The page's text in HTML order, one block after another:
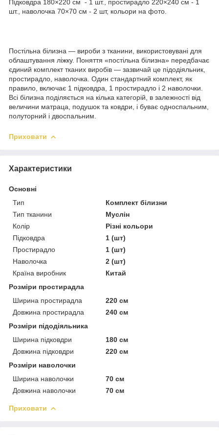
Підковдра 180×220 см - 1 шт., простирадло 220×240 см - 1
шт., наволочка 70×70 см - 2 шт, кольори на фото.
Постільна білизна — вироби з тканини, використовувані для
облаштування ліжку. Поняття «постільна білизна» передбачає
єдиний комплект тканих виробів — зазвичай це підодіяльник,
простирадло, наволочка. Один стандартний комплект, як
правило, включає 1 підковдра, 1 простирадло і 2 наволочки.
Всі білизна поділяється на кілька категорій, в залежності від
величини матраца, подушок та ковдри, і буває односпальним,
полуторний і двоспальним.
Приховати
Характеристики
Основні
Тип
Комплект білизни
Тип тканини
Муслін
Колір
Різні кольори
Підковдра
1 (шт)
Простирадло
1 (шт)
Наволочка
2 (шт)
Країна виробник
Китай
Розміри простирадла
Ширина простирадла
220 см
Довжина простирадла
240 см
Розміри підодіяльника
Ширина підковдри
180 см
Довжина підковдри
220 см
Розміри наволочки
Ширина наволочки
70 см
Довжина наволочки
70 см
Приховати